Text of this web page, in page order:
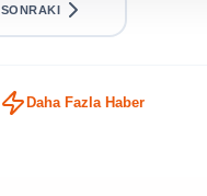
SONRAKI
Daha Fazla Haber